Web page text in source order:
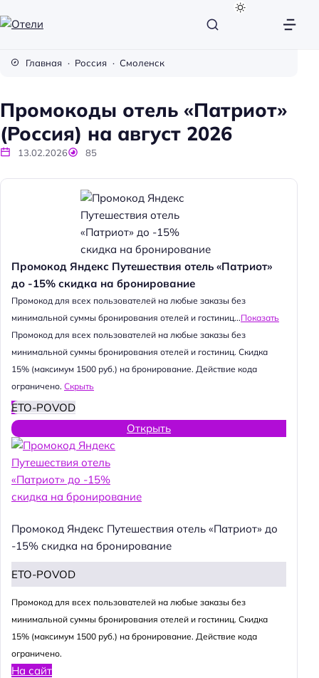
и
Главная Россия Смоленск
Промокоды отель «Патриот»
(Россия) на август 2026
13.02.2026 85
Промокод Яндекс Путешествия отель «Патриот»
до -15% скидка на бронирование
Промокод для всех пользователей на любые заказы без
минимальной суммы бронирования отелей и гостиниц...Показать
Промокод для всех пользователей на любые заказы без
минимальной суммы бронирования отелей и гостиниц. Скидка
15% (максимум 1500 руб.) на бронирование. Действие кода
ограничено. Скрыть
ETO-POVOD
Открыть
Промокод Яндекс Путешествия отель «Патриот» до
-15% скидка на бронирование
ETO-POVOD
Промокод для всех пользователей на любые заказы без
минимальной суммы бронирования отелей и гостиниц. Скидка
15% (максимум 1500 руб.) на бронирование. Действие кода
ограничено.
На сайт